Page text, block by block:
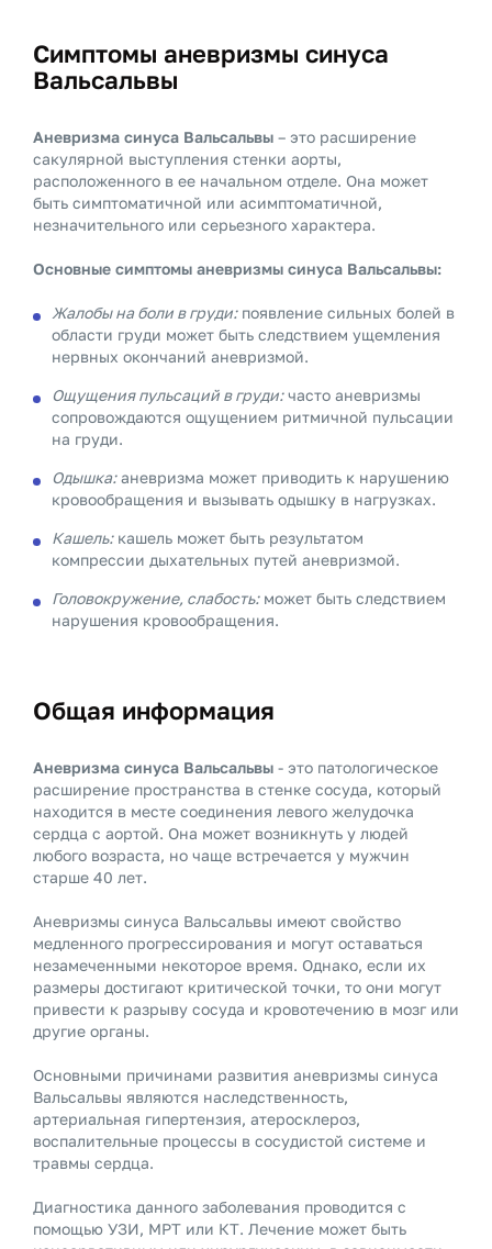
Симптомы аневризмы синуса
Вальсальвы
Аневризма синуса Вальсальвы – это расширение
сакулярной выступления стенки аорты,
расположенного в ее начальном отделе. Она может
быть симптоматичной или асимптоматичной,
незначительного или серьезного характера.
Основные симптомы аневризмы синуса Вальсальвы:
Жалобы на боли в груди:появление сильных болей в
области груди может быть следствием ущемления
нервных окончаний аневризмой.
Ощущения пульсаций в груди:часто аневризмы
сопровождаются ощущением ритмичной пульсации
на груди.
Одышка:аневризма может приводить к нарушению
кровообращения и вызывать одышку в нагрузках.
Кашель:кашель может быть результатом
компрессии дыхательных путей аневризмой.
Головокружение, слабость:может быть следствием
нарушения кровообращения.
Общая информация
Аневризма синуса Вальсальвы - это патологическое
расширение пространства в стенке сосуда, который
находится в месте соединения левого желудочка
сердца с аортой. Она может возникнуть у людей
любого возраста, но чаще встречается у мужчин
старше 40 лет.
Аневризмы синуса Вальсальвы имеют свойство
медленного прогрессирования и могут оставаться
незамеченными некоторое время. Однако, если их
размеры достигают критической точки, то они могут
привести к разрыву сосуда и кровотечению в мозг или
другие органы.
Основными причинами развития аневризмы синуса
Вальсальвы являются наследственность,
артериальная гипертензия, атеросклероз,
воспалительные процессы в сосудистой системе и
травмы сердца.
Диагностика данного заболевания проводится с
помощью УЗИ, МРТ или КТ. Лечение может быть